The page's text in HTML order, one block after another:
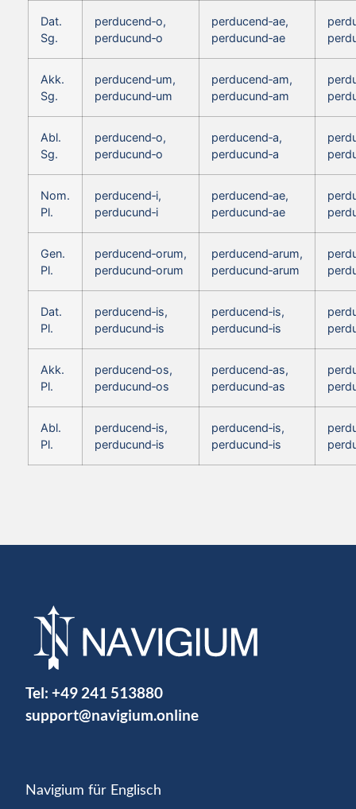
Dat.
Sg.
perducend‑o,
perducund‑o
perducend‑ae,
perducund‑ae
Akk.
Sg.
perducend‑um,
perducund‑um
perducend‑am,
perducund‑am
Abl.
Sg.
perducend‑o,
perducund‑o
perducend‑a,
perducund‑a
Nom.
Pl.
perducend‑i,
perducund‑i
perducend‑ae,
perducund‑ae
Gen.
Pl.
perducend‑orum,
perducund‑orum
perducend‑arum,
perducund‑arum
Dat.
Pl.
perducend‑is,
perducund‑is
perducend‑is,
perducund‑is
Akk.
Pl.
perducend‑os,
perducund‑os
perducend‑as,
perducund‑as
Abl.
Pl.
perducend‑is,
perducund‑is
perducend‑is,
perducund‑is
Tel: +49 241 513880
support@navigium.online
Navigium für Englisch